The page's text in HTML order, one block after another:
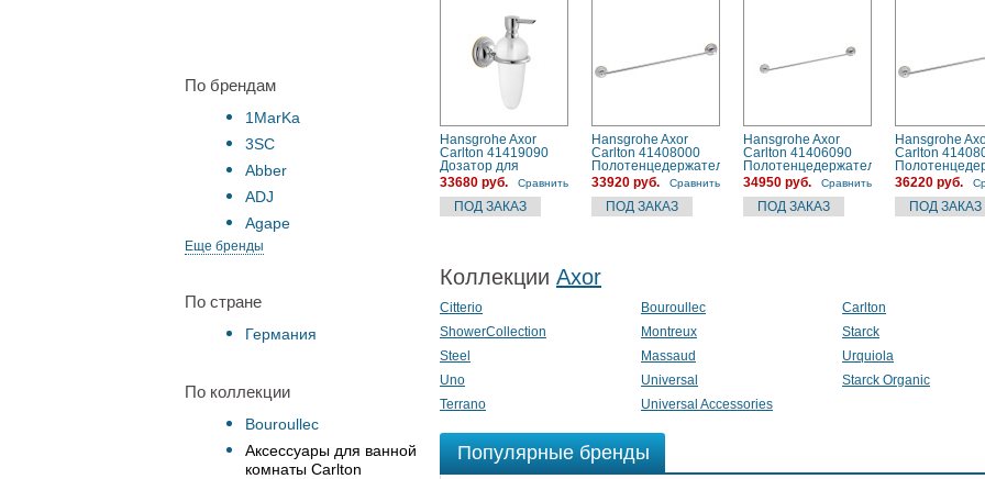
По брендам
1MarKa
3SC
Abber
ADJ
Agape
Еще бренды
По стране
Германия
По коллекции
Bouroullec
Аксессуары для ванной
комнаты Carlton
Hansgrohe Axor
Carlton 41419090
Дозатор для
жидкого мыла (хром/
золото)
33680 руб. Сравнить
Hansgrohe Axor
Carlton 41408000
Полотенцедержатель
(хром)
33920 руб. Сравнить
Hansgrohe Axor
Carlton 41406090
Полотенцедержатель
(хром/золото)
34950 руб. Сравнить
Hansgrohe
Carlton
(хром/золото)
36220 руб.
Коллекции Axor
Citterio Bouroullec
Carlton
ShowerCollection
Montreux
Starck
Steel
Massaud
Urquiola
Uno
Universal
Starck Organic
Terrano
Universal Accessories
Популярные бренды